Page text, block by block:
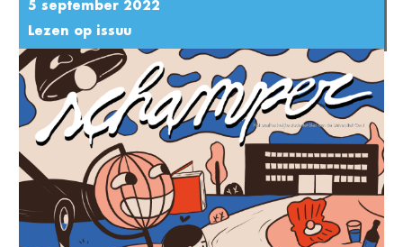
5 september 2022
Lezen op issuu